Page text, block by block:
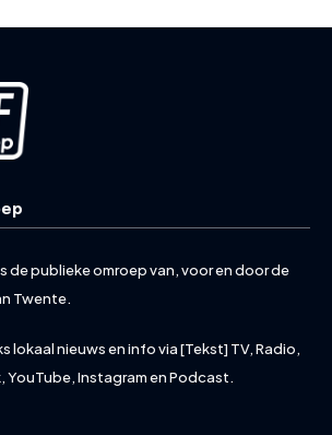
de publieke omroep van, voor en door de
Twente.
lokaal nieuws en info via [Tekst] TV, Radio,
Instagram en Podcast.